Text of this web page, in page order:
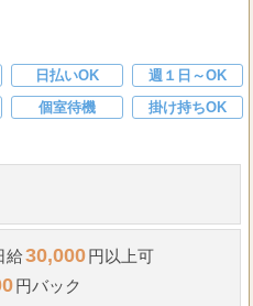
個室待機
掛け持ちOK